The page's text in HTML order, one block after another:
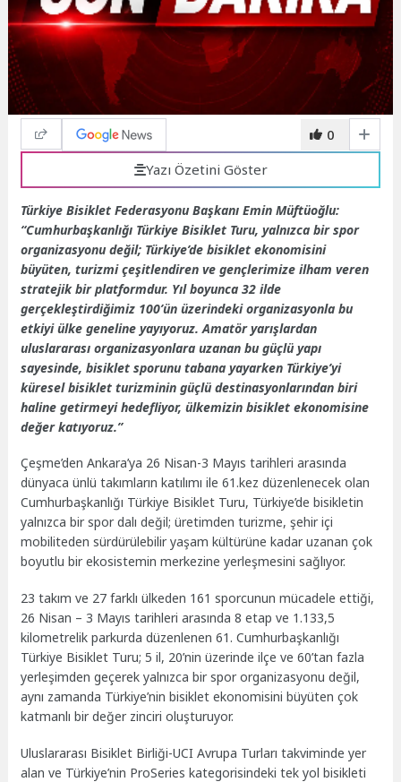
0
Yazı Özetini Göster
Türkiye Bisiklet Federasyonu Başkanı Emin Müftüoğlu:
“Cumhurbaşkanlığı Türkiye Bisiklet Turu, yalnızca bir spor
organizasyonu değil; Türkiye’de bisiklet ekonomisini
büyüten, turizmi çeşitlendiren ve gençlerimize ilham veren
stratejik bir platformdur. Yıl boyunca 32 ilde
gerçekleştirdiğimiz 100’ün üzerindeki organizasyonla bu
etkiyi ülke geneline yayıyoruz. Amatör yarışlardan
uluslararası organizasyonlara uzanan bu güçlü yapı
sayesinde, bisiklet sporunu tabana yayarken Türkiye’yi
küresel bisiklet turizminin güçlü destinasyonlarından biri
haline getirmeyi hedefliyor, ülkemizin bisiklet ekonomisine
değer katıyoruz.”
Çeşme’den Ankara’ya 26 Nisan-3 Mayıs tarihleri arasında
dünyaca ünlü takımların katılımı ile 61.kez düzenlenecek olan
Cumhurbaşkanlığı Türkiye Bisiklet Turu, Türkiye’de bisikletin
yalnızca bir spor dalı değil; üretimden turizme, şehir içi
mobiliteden sürdürülebilir yaşam kültürüne kadar uzanan çok
boyutlu bir ekosistemin merkezine yerleşmesini sağlıyor.
23 takım ve 27 farklı ülkeden 161 sporcunun mücadele ettiği,
26 Nisan – 3 Mayıs tarihleri arasında 8 etap ve 1.133,5
kilometrelik parkurda düzenlenen 61. Cumhurbaşkanlığı
Türkiye Bisiklet Turu; 5 il, 20’nin üzerinde ilçe ve 60’tan fazla
yerleşimden geçerek yalnızca bir spor organizasyonu değil,
aynı zamanda Türkiye’nin bisiklet ekonomisini büyüten çok
katmanlı bir değer zinciri oluşturuyor.
Uluslararası Bisiklet Birliği-UCI Avrupa Turları takviminde yer
alan ve Türkiye’nin ProSeries kategorisindeki tek yol bisikleti